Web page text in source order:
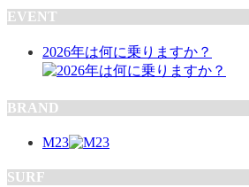
EVENT
2026年は何に乗りますか？
BRAND
M23
SURF